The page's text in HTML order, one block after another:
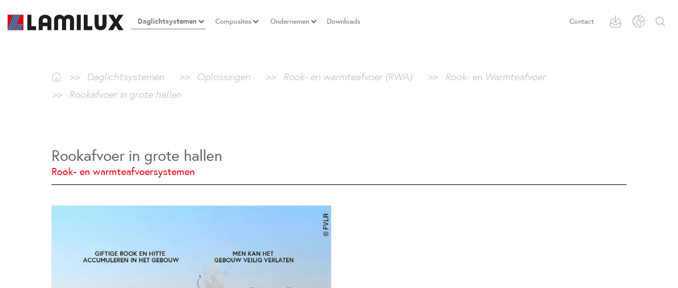
Daglichtsystemen Composites Ondernemen Downloads Contact
>> Daglichtsystemen >> Oplossingen >> Rook- en warmteafvoer (RWA) >>
Rook- en Warmteafvoer
>>
Rookafvoer in grote hallen
Rookafvoer in grote hallen
Rook- en warmteafvoersystemen